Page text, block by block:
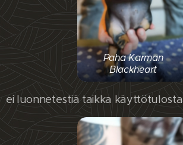
Paha Karman
Blackheart
ei luonnetestiä taikka käyttötulosta